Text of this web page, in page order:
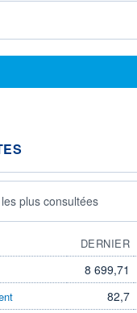
plus consultées
DERNIER
8 699,71
82,7